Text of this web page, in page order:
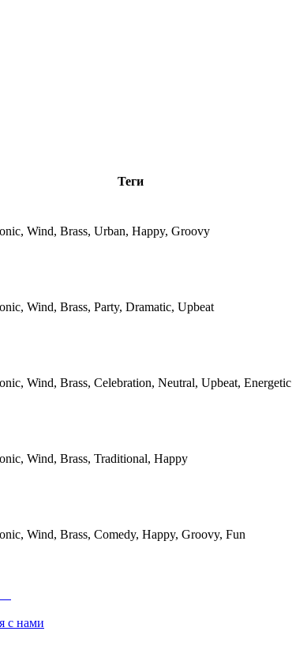
Теги
Wind, Brass, Urban, Happy, Groovy
Wind, Brass, Party, Dramatic, Upbeat
Wind, Brass, Celebration, Neutral, Upbeat, Energetic
Wind, Brass, Traditional, Happy
Wind, Brass, Comedy, Happy, Groovy, Fun
с нами